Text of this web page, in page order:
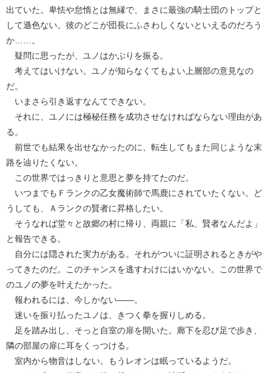
出ていた。卑怯や怠惰とは無縁で、まさに最強の騎士団のトップと
して遜色ない。彼のどこが団長にふさわしくないといえるのだろう
か……。
疑問に思ったが、ユノはかぶりを振る。
考えてはいけない。ユノが知らなくてもよい上層部の意見なの
だ。
いまさら引き返すなんてできない。
それに、ユノには極秘任務を成功させなければならない理由があ
る。
前世でも結果を出せなかったのに、転生してもまた同じような末
路を辿りたくない。
この世界ではっきりと意思と夢を持てたのだ。
いつまでもＦランクの乙女魔術師で馬鹿にされていたくない。ど
うしても、Ａランクの賢者に昇格したい。
そうなれば堂々と故郷の村に帰り、両親に「私、賢者なんだよ」
と報告できる。
自分には隠された実力がある。それがついに証明されるときがや
ってきたのだ。このチャンスを逃すわけにはいかない。この世界で
のユノの夢を叶えたかった。
報われるには、今しかない――。
迷いを振り払ったユノは、きつく拳を握りしめる。
足を踏み出し、そっと自室の扉を開いた。廊下を忍び足で歩き、
隣の部屋の扉に耳をくっつける。
室内から物音はしない。もうレオンは眠っているようだ。